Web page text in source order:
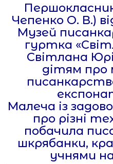
Чепенко О. В.)
Музей
гуртка
Світлана
дітям
Малеча із
про різні
побачила
шкрябанки,
учнями